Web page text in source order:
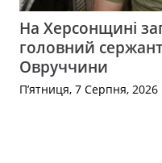
На Херсонщині
головний
Овруччини
П’ятниця, 7 Серпня, 2026